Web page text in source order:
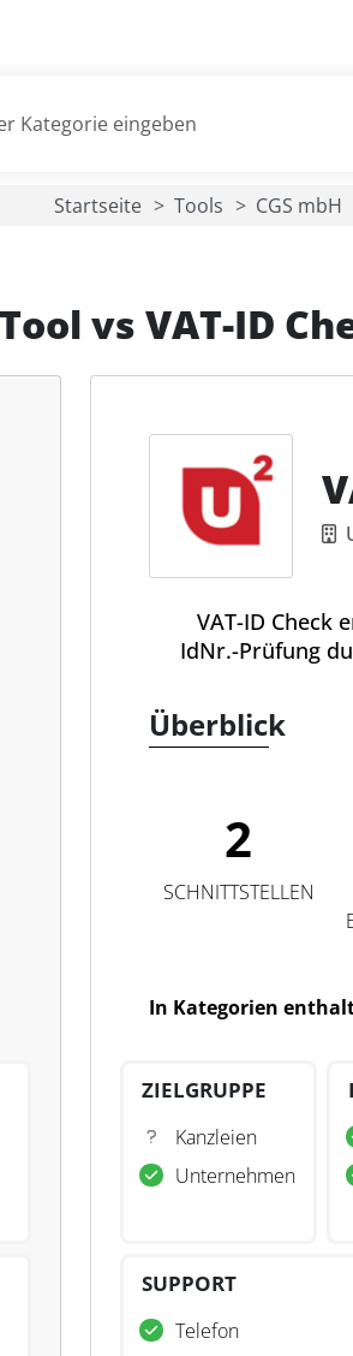
Startseite Tools CGS mbH
vs VAT-ID
VAT-ID Check
IdNr.-Prüfung
Überblick
2
SCHNITTSTELLEN
In Kategorien
ZIELGRUPPE
Kanzleien
Unternehmen
SUPPORT
Telefon